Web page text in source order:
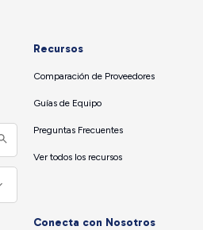
Recursos
Comparación de Proveedores
Guías de Equipo
Preguntas Frecuentes
Ver todos los recursos
Conecta con Nosotros